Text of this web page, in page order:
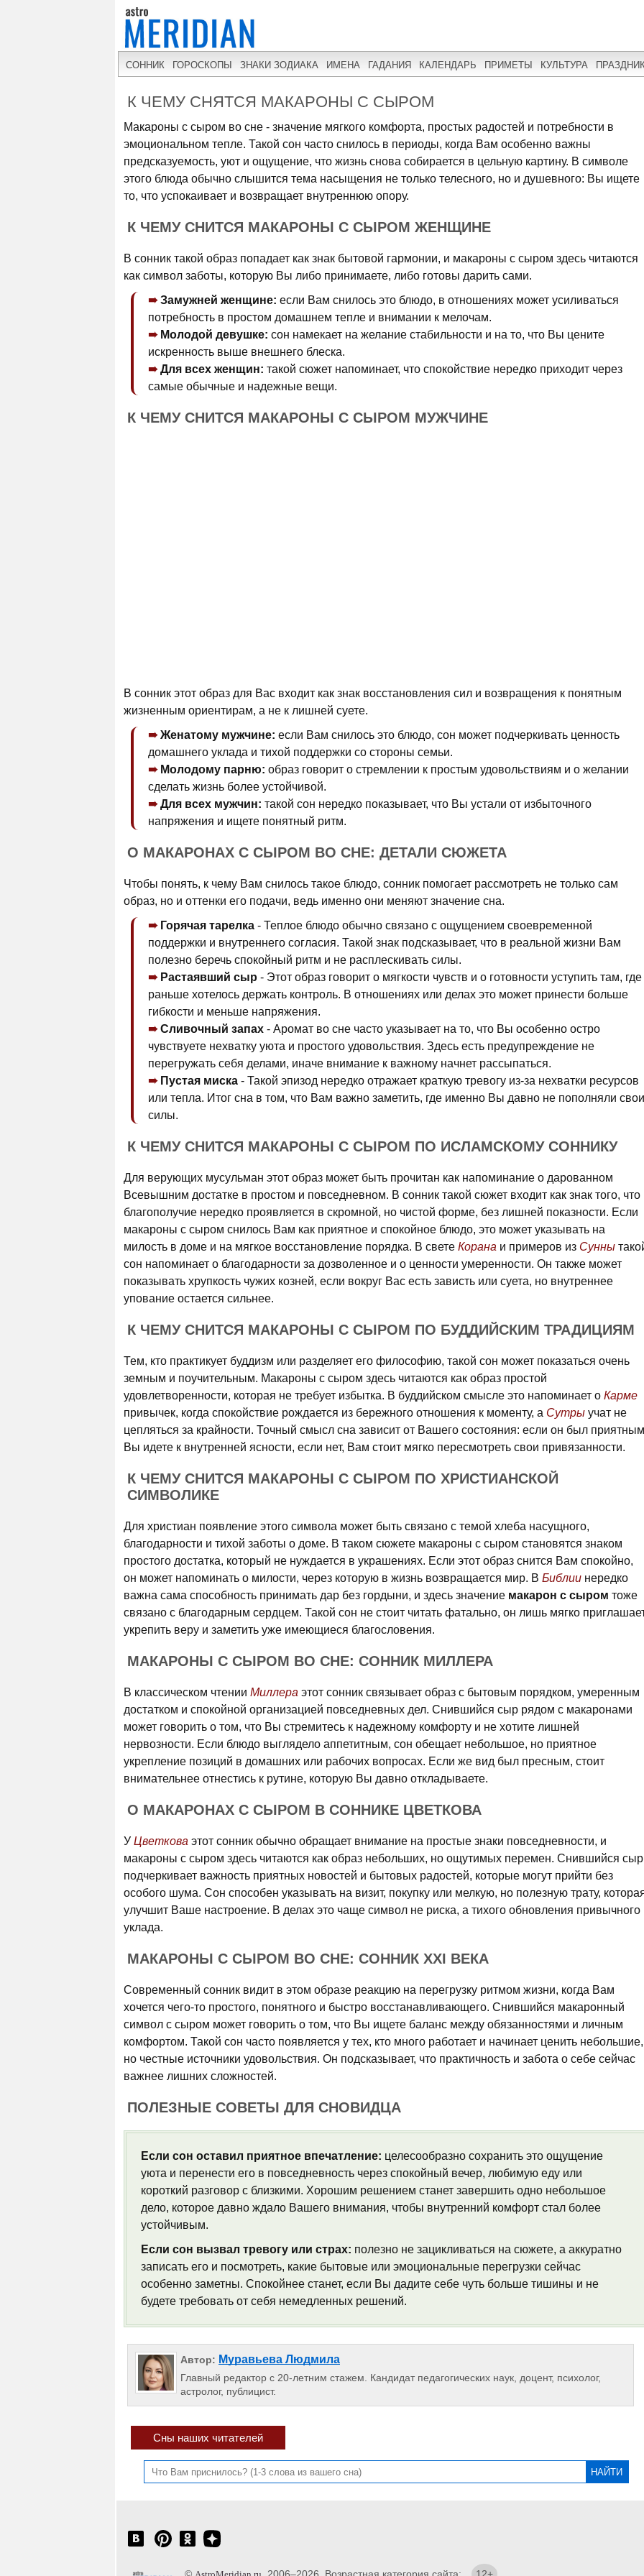
СОННИК ГОРОСКОПЫ ЗНАКИ ЗОДИАКА ИМЕНА ГАДАНИЯ КАЛЕНДАРЬ ПРИМЕТЫ КУЛЬТУРА
К ЧЕМУ СНЯТСЯ МАКАРОНЫ С СЫРОМ
Макароны с сыром во сне - значение мягкого комфорта, простых радостей и потребности в
эмоциональном тепле. Такой сон часто снилось в периоды, когда Вам особенно важны
предсказуемость, уют и ощущение, что жизнь снова собирается в цельную картину. В символе
этого блюда обычно слышится тема насыщения не только телесного, но и душевного: Вы ищете
то, что успокаивает и возвращает внутреннюю опору.
К ЧЕМУ СНИТСЯ МАКАРОНЫ С СЫРОМ ЖЕНЩИНЕ
В сонник такой образ попадает как знак бытовой гармонии, и макароны с сыром здесь читаются
как символ заботы, которую Вы либо принимаете, либо готовы дарить сами.
Замужней женщине: если Вам снилось это блюдо, в отношениях может усиливаться
потребность в простом домашнем тепле и внимании к мелочам.
Молодой девушке: сон намекает на желание стабильности и на то, что Вы цените
искренность выше внешнего блеска.
Для всех женщин: такой сюжет напоминает, что спокойствие нередко приходит через
самые обычные и надежные вещи.
К ЧЕМУ СНИТСЯ МАКАРОНЫ С СЫРОМ МУЖЧИНЕ
В сонник этот образ для Вас входит как знак восстановления сил и возвращения к понятным
жизненным ориентирам, а не к лишней суете.
Женатому мужчине: если Вам снилось это блюдо, сон может подчеркивать ценность
домашнего уклада и тихой поддержки со стороны семьи.
Молодому парню: образ говорит о стремлении к простым удовольствиям и о желании
сделать жизнь более устойчивой.
Для всех мужчин: такой сон нередко показывает, что Вы устали от избыточного
напряжения и ищете понятный ритм.
О МАКАРОНАХ С СЫРОМ ВО СНЕ: ДЕТАЛИ СЮЖЕТА
Чтобы понять, к чему Вам снилось такое блюдо, сонник помогает рассмотреть не только сам
образ, но и оттенки его подачи, ведь именно они меняют значение сна.
Горячая тарелка - Теплое блюдо обычно связано с ощущением своевременной
поддержки и внутреннего согласия. Такой знак подсказывает, что в реальной жизни Вам
полезно беречь спокойный ритм и не расплескивать силы.
Растаявший сыр - Этот образ говорит о мягкости чувств и о готовности уступить там, где
раньше хотелось держать контроль. В отношениях или делах это может принести больше
гибкости и меньше напряжения.
Сливочный запах - Аромат во сне часто указывает на то, что Вы особенно остро
чувствуете нехватку уюта и простого удовольствия. Здесь есть предупреждение не
перегружать себя делами, иначе внимание к важному начнет рассыпаться.
Пустая миска - Такой эпизод нередко отражает краткую тревогу из-за нехватки ресурсов
или тепла. Итог сна в том, что Вам важно заметить, где именно Вы давно не пополняли свои
силы.
К ЧЕМУ СНИТСЯ МАКАРОНЫ С СЫРОМ ПО ИСЛАМСКОМУ СОННИКУ
Для верующих мусульман этот образ может быть прочитан как напоминание о дарованном
Всевышним достатке в простом и повседневном. В сонник такой сюжет входит как знак того, что
благополучие нередко проявляется в скромной, но чистой форме, без лишней показности. Если
макароны с сыром снилось Вам как приятное и спокойное блюдо, это может указывать на
милость в доме и на мягкое восстановление порядка. В свете Корана и примеров из Сунны
сон напоминает о благодарности за дозволенное и о ценности умеренности. Он также может
показывать хрупкость чужих козней, если вокруг Вас есть зависть или суета, но внутреннее
упование остается сильнее.
К ЧЕМУ СНИТСЯ МАКАРОНЫ С СЫРОМ ПО БУДДИЙСКИМ ТРАДИЦИЯМ
Тем, кто практикует буддизм или разделяет его философию, такой сон может показаться очень
земным и поучительным. Макароны с сыром здесь читаются как образ простой
удовлетворенности, которая не требует избытка. В буддийском смысле это напоминает о Карме
привычек, когда спокойствие рождается из бережного отношения к моменту, а Сутры учат не
цепляться за крайности. Точный смысл сна зависит от Вашего состояния: если он был
Вы идете к внутренней ясности, если нет, Вам стоит мягко пересмотреть свои привязанности.
К ЧЕМУ СНИТСЯ МАКАРОНЫ С СЫРОМ ПО ХРИСТИАНСКОЙ
СИМВОЛИКЕ
Для христиан появление этого символа может быть связано с темой хлеба насущного,
благодарности и тихой заботы о доме. В таком сюжете макароны с сыром становятся знаком
простого достатка, который не нуждается в украшениях. Если этот образ снится Вам спокойно,
он может напоминать о милости, через которую в жизнь возвращается мир. В Библии нередко
важна сама способность принимать дар без гордыни, и здесь значение макарон с сыром тоже
связано с благодарным сердцем. Такой сон не стоит читать фатально, он лишь мягко
укрепить веру и заметить уже имеющиеся благословения.
МАКАРОНЫ С СЫРОМ ВО СНЕ: СОННИК МИЛЛЕРА
В классическом чтении Миллера этот сонник связывает образ с бытовым порядком, умеренным
достатком и спокойной организацией повседневных дел. Снившийся сыр рядом с макаронами
может говорить о том, что Вы стремитесь к надежному комфорту и не хотите лишней
нервозности. Если блюдо выглядело аппетитным, сон обещает небольшое, но приятное
укрепление позиций в домашних или рабочих вопросах. Если же вид был пресным, стоит
внимательнее отнестись к рутине, которую Вы давно откладываете.
О МАКАРОНАХ С СЫРОМ В СОННИКЕ ЦВЕТКОВА
У Цветкова этот сонник обычно обращает внимание на простые знаки повседневности, и
макароны с сыром здесь читаются как образ небольших, но ощутимых перемен. Снившийся сыр
подчеркивает важность приятных новостей и бытовых радостей, которые могут прийти без
особого шума. Сон способен указывать на визит, покупку или мелкую, но полезную трату,
улучшит Ваше настроение. В делах это чаще символ не риска, а тихого обновления привычного
уклада.
МАКАРОНЫ С СЫРОМ ВО СНЕ: СОННИК XXI ВЕКА
Современный сонник видит в этом образе реакцию на перегрузку ритмом жизни, когда Вам
хочется чего-то простого, понятного и быстро восстанавливающего. Снившийся макаронный
символ с сыром может говорить о том, что Вы ищете баланс между обязанностями и личным
комфортом. Такой сон часто появляется у тех, кто много работает и начинает ценить небольшие,
но честные источники удовольствия. Он подсказывает, что практичность и забота о себе сейчас
важнее лишних сложностей.
ПОЛЕЗНЫЕ СОВЕТЫ ДЛЯ СНОВИДЦА
Если сон оставил приятное впечатление: целесообразно сохранить это ощущение
уюта и перенести его в повседневность через спокойный вечер, любимую еду или
короткий разговор с близкими. Хорошим решением станет завершить одно небольшое
дело, которое давно ждало Вашего внимания, чтобы внутренний комфорт стал более
устойчивым.
Если сон вызвал тревогу или страх: полезно не зацикливаться на сюжете, а аккуратно
записать его и посмотреть, какие бытовые или эмоциональные перегрузки сейчас
особенно заметны. Спокойнее станет, если Вы дадите себе чуть больше тишины и не
будете требовать от себя немедленных решений.
Автор: Муравьева Людмила
Главный редактор с 20-летним стажем. Кандидат педагогических наук, доцент, психолог,
астролог, публицист.
Сны наших читателей